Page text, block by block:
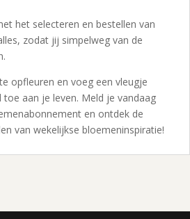
het selecteren en bestellen van
zodat jij simpelweg van de
opfleuren en voeg een vleugje
aan je leven. Meld je vandaag
en ontdek de
van wekelijkse bloemeninspiratie!